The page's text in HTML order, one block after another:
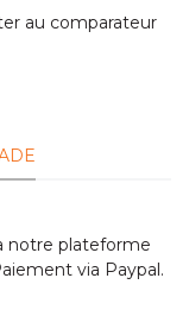
au comparateur
notre plateforme
via Paypal.